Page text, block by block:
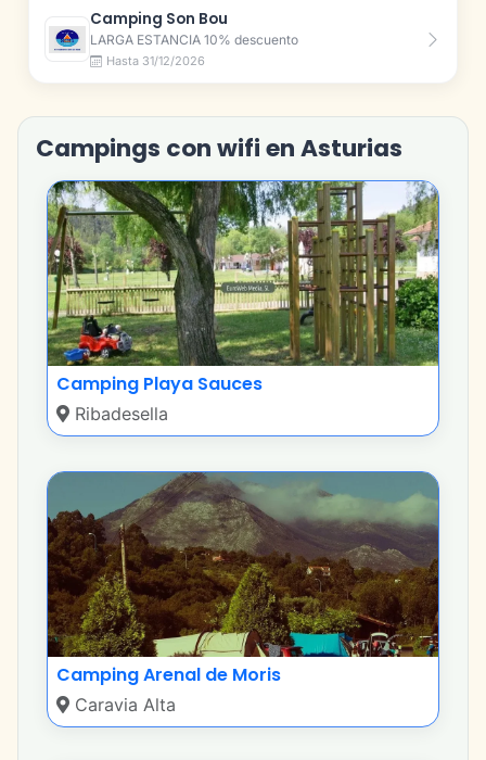
Camping Son Bou
LARGA ESTANCIA 10% descuento
Hasta 31/12/2026
Campings con wifi en Asturias
Camping Playa Sauces
Ribadesella
Camping Arenal de Moris
Caravia Alta